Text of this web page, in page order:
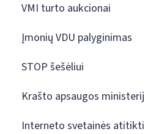
VMI turto aukcionai
Įmonių VDU palyginimas
STOP šešėliui
Krašto apsaugos
Interneto svetainės